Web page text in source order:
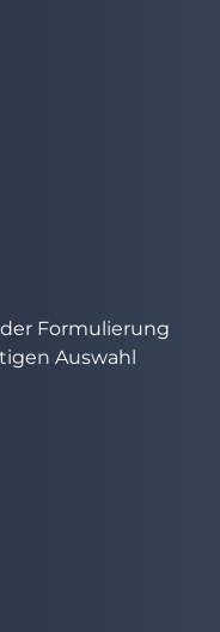
Formulierung
Auswahl